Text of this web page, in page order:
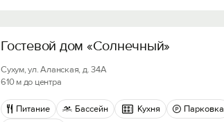
Гостевой дом «Солнечный»
Сухум, ул. Аланская, д. 34А
610 м до центра
Питание Бассейн Кухня Парковка